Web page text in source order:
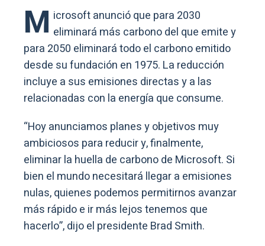
M icrosoft anunció que para 2030
eliminará más carbono del que emite y
para 2050 eliminará todo el carbono emitido
desde su fundación en 1975. La reducción
incluye a sus emisiones directas y a las
relacionadas con la energía que consume.
“Hoy anunciamos planes y objetivos muy
ambiciosos para reducir y, finalmente,
eliminar la huella de carbono de Microsoft. Si
bien el mundo necesitará llegar a emisiones
nulas, quienes podemos permitirnos avanzar
más rápido e ir más lejos tenemos que
hacerlo”, dijo el presidente Brad Smith.